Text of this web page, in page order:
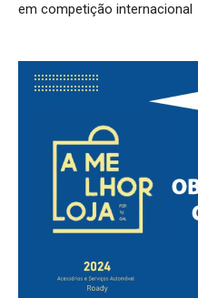
em competição internacional